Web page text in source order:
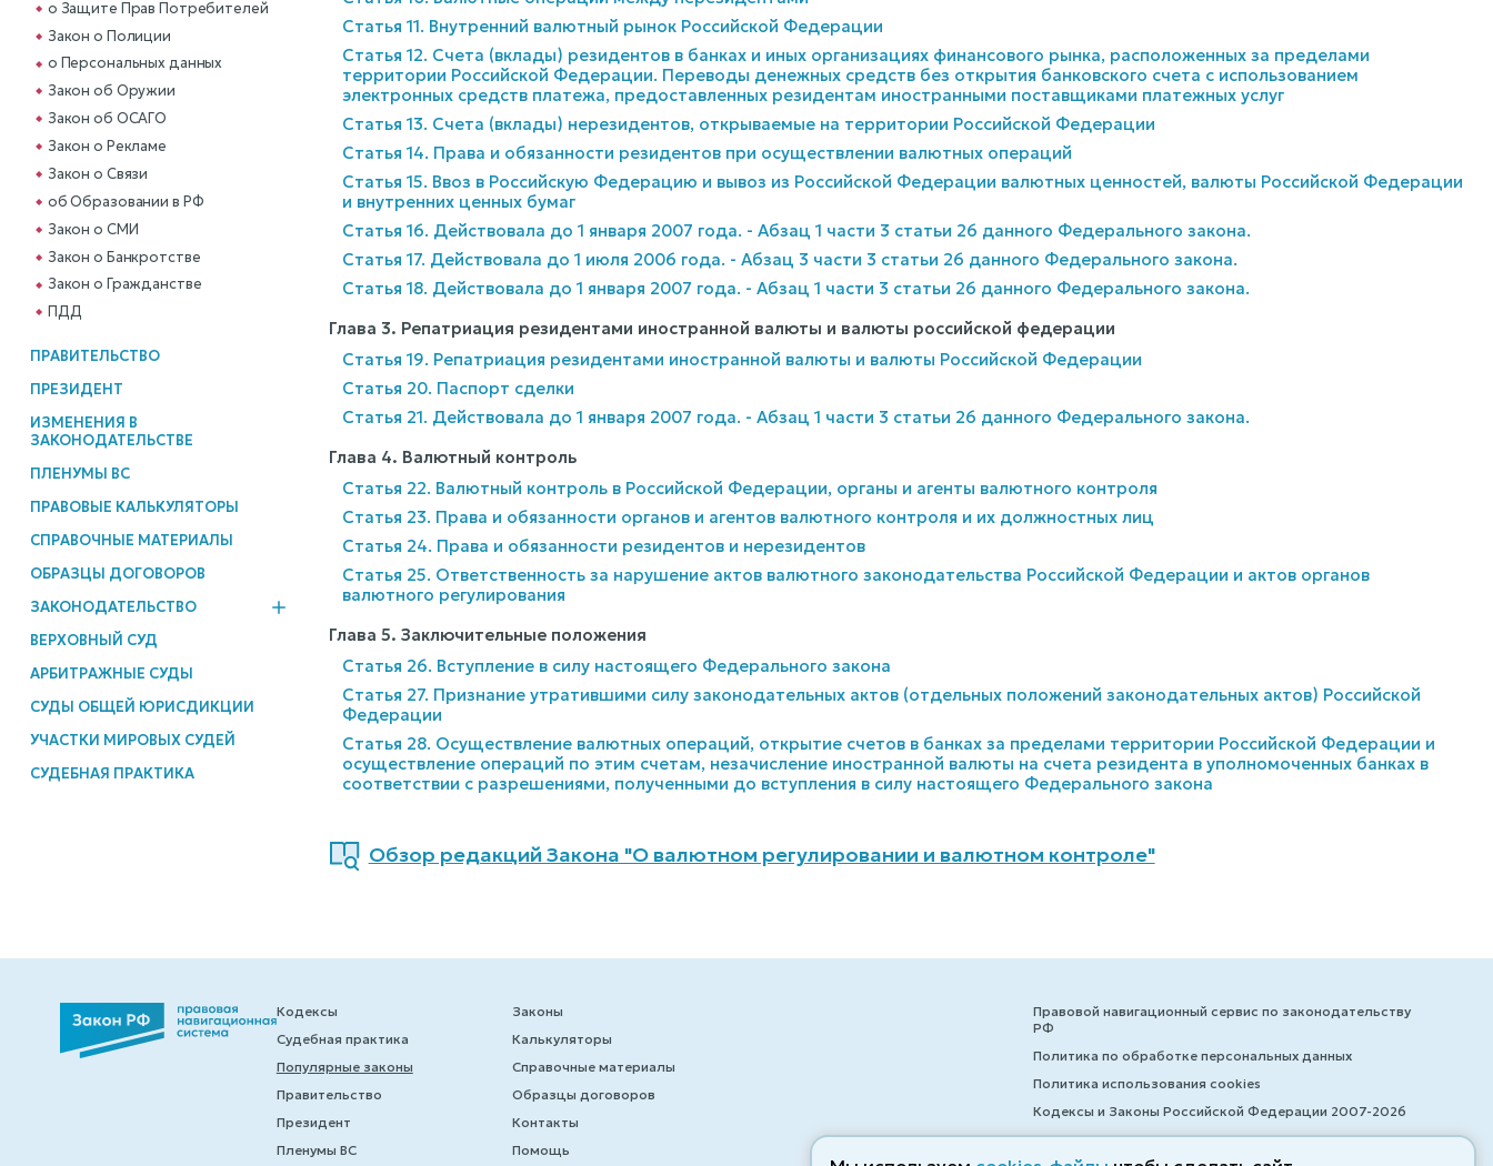
о Защите Прав Потребителей
Закон о Полиции
о Персональных данных
Закон об Оружии
Закон об ОСАГО
Закон о Рекламе
Закон о Связи
об Образовании в РФ
Закон о СМИ
Закон о Банкротстве
Закон о Гражданстве
ПДД
ПРАВИТЕЛЬСТВО
ПРЕЗИДЕНТ
ИЗМЕНЕНИЯ В
ЗАКОНОДАТЕЛЬСТВЕ
ПЛЕНУМЫ ВС
ПРАВОВЫЕ КАЛЬКУЛЯТОРЫ
СПРАВОЧНЫЕ МАТЕРИАЛЫ
ОБРАЗЦЫ ДОГОВОРОВ
ЗАКОНОДАТЕЛЬСТВО
ВЕРХОВНЫЙ СУД
АРБИТРАЖНЫЕ СУДЫ
СУДЫ ОБЩЕЙ ЮРИСДИКЦИИ
УЧАСТКИ МИРОВЫХ СУДЕЙ
СУДЕБНАЯ ПРАКТИКА
Статья 11. Внутренний валютный рынок Российской Федерации
Статья 12. Счета (вклады) резидентов в банках и иных организациях финансового рынка, расположенных за пределами
территории Российской Федерации. Переводы денежных средств без открытия банковского счета с использованием
электронных средств платежа, предоставленных резидентам иностранными поставщиками платежных услуг
Статья 13. Счета (вклады) нерезидентов, открываемые на территории Российской Федерации
Статья 14. Права и обязанности резидентов при осуществлении валютных операций
Статья 15. Ввоз в Российскую Федерацию и вывоз из Российской Федерации валютных ценностей, валюты Российской Федерации
и внутренних ценных бумаг
Статья 16. Действовала до 1 января 2007 года. - Абзац 1 части 3 статьи 26 данного Федерального закона.
Статья 17. Действовала до 1 июля 2006 года. - Абзац 3 части 3 статьи 26 данного Федерального закона.
Статья 18. Действовала до 1 января 2007 года. - Абзац 1 части 3 статьи 26 данного Федерального закона.
Глава 3. Репатриация резидентами иностранной валюты и валюты российской федерации
Статья 19. Репатриация резидентами иностранной валюты и валюты Российской Федерации
Статья 20. Паспорт сделки
Статья 21. Действовала до 1 января 2007 года. - Абзац 1 части 3 статьи 26 данного Федерального закона.
Глава 4. Валютный контроль
Статья 22. Валютный контроль в Российской Федерации, органы и агенты валютного контроля
Статья 23. Права и обязанности органов и агентов валютного контроля и их должностных лиц
Статья 24. Права и обязанности резидентов и нерезидентов
Статья 25. Ответственность за нарушение актов валютного законодательства Российской Федерации и актов органов
валютного регулирования
Глава 5. Заключительные положения
Статья 26. Вступление в силу настоящего Федерального закона
Статья 27. Признание утратившими силу законодательных актов (отдельных положений законодательных актов) Российской
Федерации
Статья 28. Осуществление валютных операций, открытие счетов в банках за пределами территории Российской Федерации и
осуществление операций по этим счетам, незачисление иностранной валюты на счета резидента в уполномоченных банках в
соответствии с разрешениями, полученными до вступления в силу настоящего Федерального закона
Обзор редакций Закона "О валютном регулировании и валютном контроле"
Кодексы
Судебная практика
Популярные законы
Правительство
Президент
Пленумы ВС
Законы
Калькуляторы
Справочные материалы
Образцы договоров
Контакты
Помощь
Правовой навигационный сервис по законодательству
РФ
Политика по обработке персональных данных
Политика использования cookies
Кодексы и Законы Российской Федерации 2007-2026